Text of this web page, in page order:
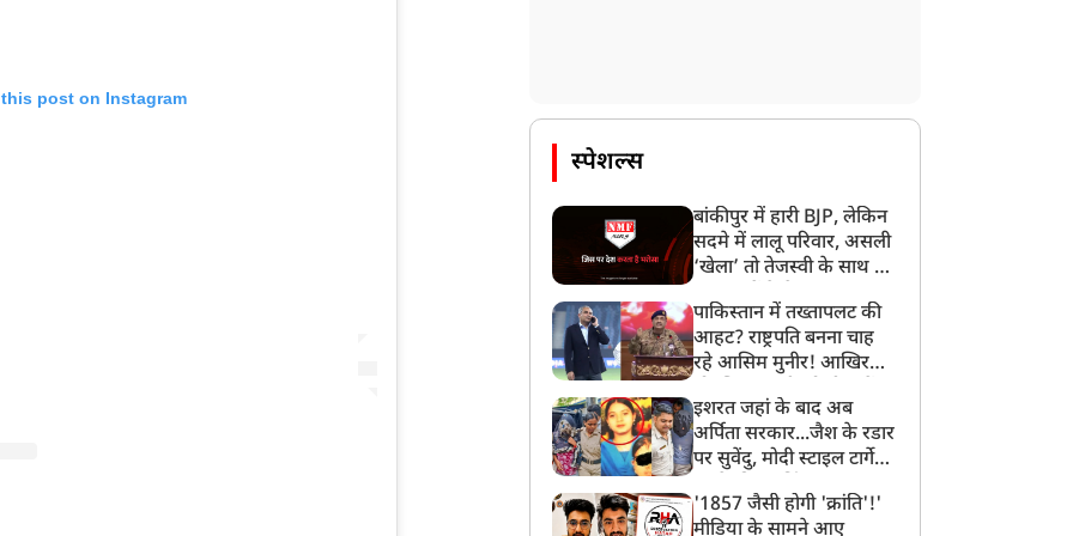
post on Instagram
स्पेशल्स
बांकीपुर में हारी BJP, लेकिन
सदमे में लालू परिवार, असली
‘खेला’ तो तेजस्वी के साथ हो
पाकिस्तान में तख्तापलट की
आहट? राष्ट्रपति बनना चाह
रहे आसिम मुनीर! आखिर
बनाया मोहरा?
इशरत जहां के बाद अब
अर्पिता सरकार...जैश के रडार
पर सुवेंदु, मोदी स्टाइल टार्गेट
बड़ा एक्शन!
'1857 जैसी होगी 'क्रांति'!'
मीडिया के सामने आए